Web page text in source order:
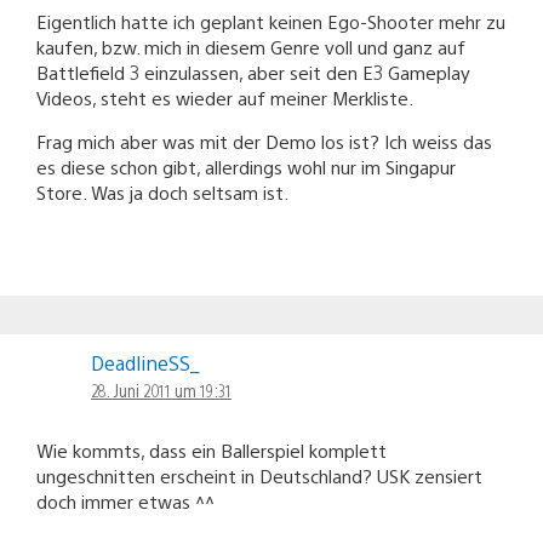
Eigentlich hatte ich geplant keinen Ego-Shooter mehr zu
kaufen, bzw. mich in diesem Genre voll und ganz auf
Battlefield 3 einzulassen, aber seit den E3 Gameplay
Videos, steht es wieder auf meiner Merkliste.
Frag mich aber was mit der Demo los ist? Ich weiss das
es diese schon gibt, allerdings wohl nur im Singapur
Store. Was ja doch seltsam ist.
DeadlineSS_
28. Juni 2011 um 19:31
Wie kommts, dass ein Ballerspiel komplett
ungeschnitten erscheint in Deutschland? USK zensiert
doch immer etwas ^^